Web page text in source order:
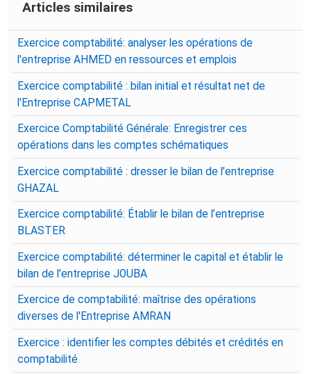
Articles similaires
Exercice comptabilité: analyser les opérations de
l'entreprise AHMED en ressources et emplois
Exercice comptabilité : bilan initial et résultat net de
l'Entreprise CAPMETAL
Exercice Comptabilité Générale: Enregistrer ces
opérations dans les comptes schématiques
Exercice comptabilité : dresser le bilan de l’entreprise
GHAZAL
Exercice comptabilité: Établir le bilan de l’entreprise
BLASTER
Exercice comptabilité: déterminer le capital et établir le
bilan de l’entreprise JOUBA
Exercice de comptabilité: maîtrise des opérations
diverses de l'Entreprise AMRAN
Exercice : identifier les comptes débités et crédités en
comptabilité